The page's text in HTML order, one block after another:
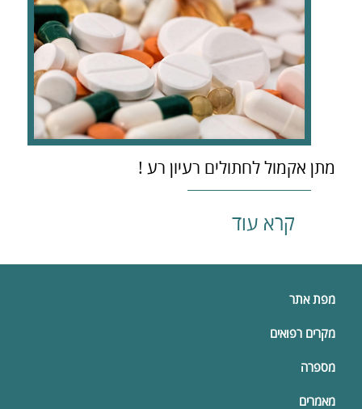
מתן אקמול לחתולים רעיון רע !
קרא עוד
מפת אתר
מקרים רפואים
מספרה
מאמרים